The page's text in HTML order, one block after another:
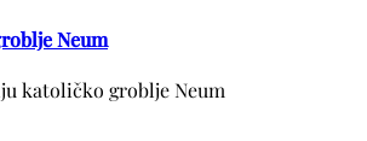
Neum
katoličko groblje Neum